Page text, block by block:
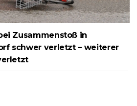
Zusammenstoß in
schwer verletzt – weiterer